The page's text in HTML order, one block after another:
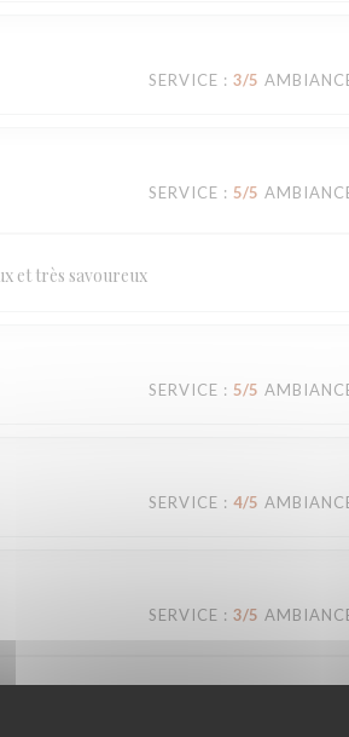
SERVICE : 3/5
SERVICE : 5/5
et très savoureux
SERVICE : 5/5
SERVICE : 4/5
SERVICE : 3/5